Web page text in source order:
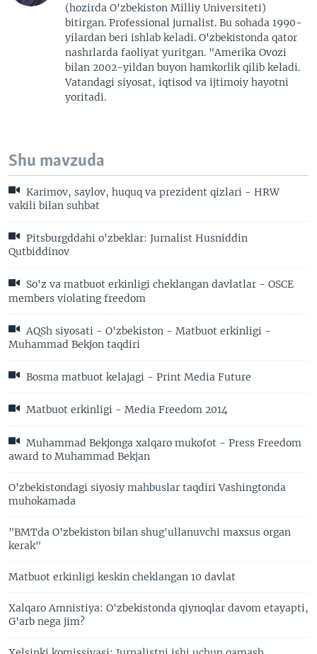
(hozirda O'zbekiston Milliy Universiteti)
bitirgan. Professional jurnalist. Bu sohada 1990-
yilardan beri ishlab keladi. O'zbekistonda qator
nashrlarda faoliyat yuritgan. "Amerika Ovozi
bilan 2002-yildan buyon hamkorlik qilib keladi.
Vatandagi siyosat, iqtisod va ijtimoiy hayotni
yoritadi.
Shu mavzuda
Karimov, saylov, huquq va prezident qizlari - HRW
vakili bilan suhbat
Pitsburgddahi o'zbeklar: Jurnalist Husniddin
Qutbiddinov
So'z va matbuot erkinligi cheklangan davlatlar - OSCE
members violating freedom
AQSh siyosati - O'zbekiston - Matbuot erkinligi -
Muhammad Bekjon taqdiri
Bosma matbuot kelajagi - Print Media Future
Matbuot erkinligi - Media Freedom 2014
Muhammad Bekjonga xalqaro mukofot - Press Freedom
award to Muhammad Bekjan
O'zbekistondagi siyosiy mahbuslar taqdiri Vashingtonda
muhokamada
"BMTda O'zbekiston bilan shug'ullanuvchi maxsus organ
kerak"
Matbuot erkinligi keskin cheklangan 10 davlat
Xalqaro Amnistiya: O'zbekistonda qiynoqlar davom etayapti,
G'arb nega jim?